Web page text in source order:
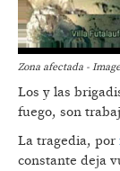
Zona afectada -
Los y las
fuego, son
La tragedia, por
constante deja